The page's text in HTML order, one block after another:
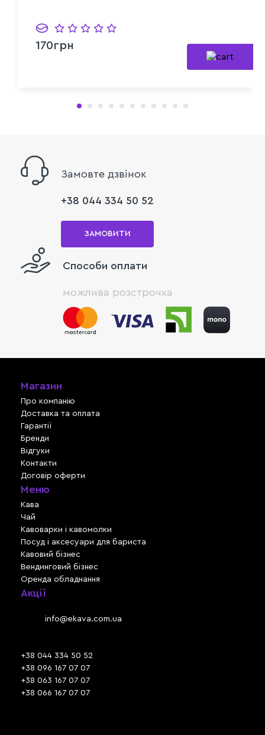
170грн
Замовте дзвінок
+38 044 334 50 52
ЗАМОВИТИ
Способи оплати
можлива розстрочка
Магазин
Про компанію
Доставка та оплата
Гарантії
Бренди
Відгуки
Контакти
Договір оферти
Меню
Кава
Чай
Кавоварки і кавомолки
Посуд і аксесуари для бариста
Кавовий бізнес
Вендинговий бізнес
Оренда обладнання
Акції
info@ekava.com.ua
+38 044 334 50 52
+38 096 167 07 07
+38 063 167 07 07
+38 066 167 07 07